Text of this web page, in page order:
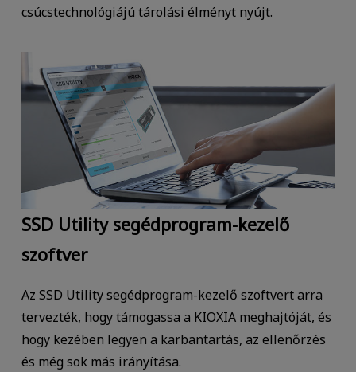
csúcstechnológiájú tárolási élményt nyújt.
SSD Utility segédprogram-kezelő
szoftver
Az SSD Utility segédprogram-kezelő szoftvert arra
tervezték, hogy támogassa a KIOXIA meghajtóját, és
hogy kezében legyen a karbantartás, az ellenőrzés
és még sok más irányítása.